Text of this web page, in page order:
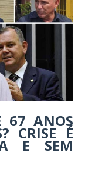
67 ANOS
CRISE É
E SEM